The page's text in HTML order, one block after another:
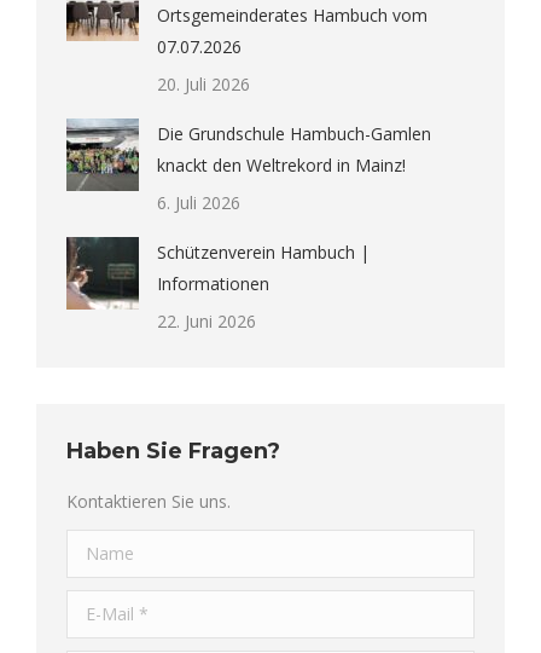
Ortsgemeinderates Hambuch vom
07.07.2026
20. Juli 2026
Die Grundschule Hambuch-Gamlen
knackt den Weltrekord in Mainz!
6. Juli 2026
Schützenverein Hambuch |
Informationen
22. Juni 2026
Haben Sie Fragen?
Kontaktieren Sie uns.
Name
E-Mail *